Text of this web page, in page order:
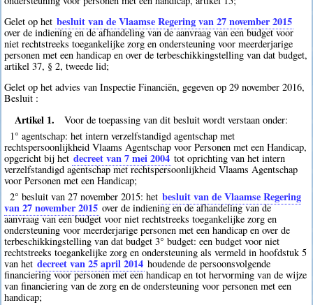
Gelet op het besluit van de Vlaamse Regering van 27 november 2015
over de indiening en de afhandeling van de aanvraag van een budget voor
niet rechtstreeks toegankelijke zorg en ondersteuning voor meerderjarige
personen met een handicap en over de terbeschikkingstelling van dat budget,
artikel 37, § 2, tweede lid;
Gelet op het advies van Inspectie Financiën, gegeven op 29 november 2016,
Besluit :
Artikel 1.
Voor de toepassing van dit besluit wordt verstaan onder:
1° agentschap: het intern verzelfstandigd agentschap met
rechtspersoonlijkheid Vlaams Agentschap voor Personen met een Handicap,
opgericht bij het decreet van 7 mei 2004 tot oprichting van het intern
verzelfstandigd agentschap met rechtspersoonlijkheid Vlaams Agentschap
voor Personen met een Handicap;
2° besluit van 27 november 2015: het besluit van de Vlaamse Regering
van 27 november 2015 over de indiening en de afhandeling van de
aanvraag van een budget voor niet rechtstreeks toegankelijke zorg en
ondersteuning voor meerderjarige personen met een handicap en over de
terbeschikkingstelling van dat budget 3° budget: een budget voor niet
rechtstreeks toegankelijke zorg en ondersteuning als vermeld in hoofdstuk 5
van het decreet van 25 april 2014 houdende de persoonsvolgende
financiering voor personen met een handicap en tot hervorming van de wijze
van financiering van de zorg en de ondersteuning voor personen met een
handicap;